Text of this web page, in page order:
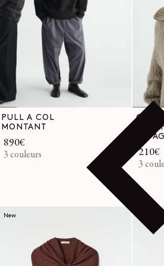
PULL À COL
MONTANT
Prix
habituel
890€
3 couleurs
Prix
210€
3
New